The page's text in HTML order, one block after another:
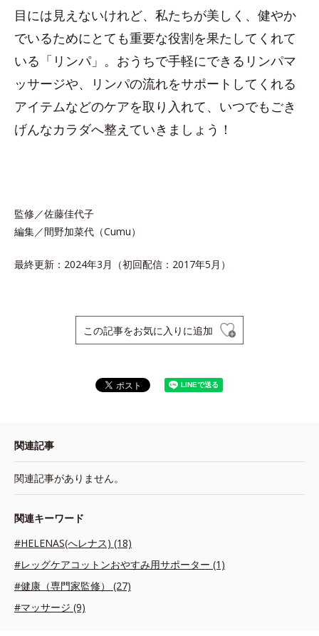
目には見えないけれど、私たちが美しく、健やか
でいるためにとても重要な役割を果たしてくれて
いる「リンパ」。おうちで手軽にできるリンパマ
ッサージや、リンパの流れをサポートしてくれる
アイテムなどのケアを取り入れて、いつでもごき
げんなカラダへ整えていきましょう！
監修／佐藤佳代子
編集／間野加菜代（Cumu）
最終更新：2024年3月（初回配信：2017年5月）
この記事をお気に入りに追加
関連記事
関連記事がありません。
関連キーワード
#HELENAS(へレナス) (18)
#レッグケアコットンおやすみ用サポーター (1)
#健康（専門家監修） (27)
#マッサージ (9)